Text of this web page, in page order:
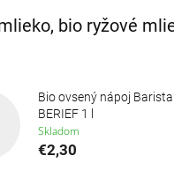
bio ryžové
Bio ovsený nápoj Barista
BERIEF 1 l
Skladom
€2,30